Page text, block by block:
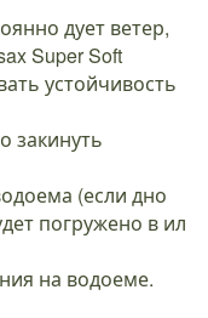
дует ветер,
Super Soft
устойчивость
закинуть
(если дно
погружено в ил
на водоеме.